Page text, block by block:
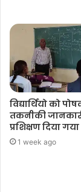
विद्यार्थियो को
तकनीकी
प्रशिक्षण दिया गया
1 week ago